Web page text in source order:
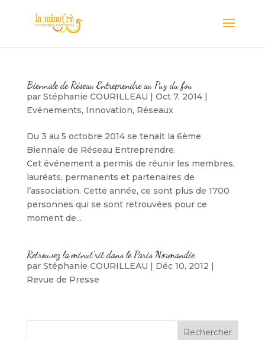
Biennale de Réseau Entreprendre au Puy du fou
par Stéphanie COURILLEAU | Oct 7, 2014|
Evénements, Innovation, Réseaux
Du 3 au 5 octobre 2014 se tenait la 6ème
Biennale de Réseau Entreprendre.
Cet événement a permis de réunir les membres,
lauréats, permanents et partenaires de
l’association. Cette année, ce sont plus de 1700
personnes qui se sont retrouvées pour ce
moment de...
Retrouvez la minut’rit dans le Paris Normandie
par Stéphanie COURILLEAU | Déc 10, 2012 |
Revue de Presse